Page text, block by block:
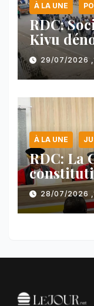
À LA UNE
RDC:
Kivu
des
l’AFC/
29/07/2026
À LA UNE
RDC: La
plusieurs
28/07/2026